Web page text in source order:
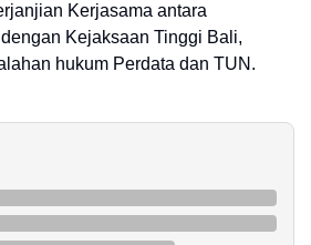
Kerjasama antara
Kejaksaan Tinggi Bali,
hukum Perdata dan TUN.